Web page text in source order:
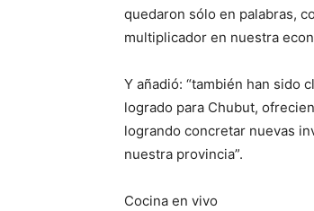
quedaron sólo en palabras,
multiplicador en nuestra
Y añadió: “también han sido
logrado para Chubut,
logrando concretar nuevas
nuestra provincia”.
Cocina en vivo